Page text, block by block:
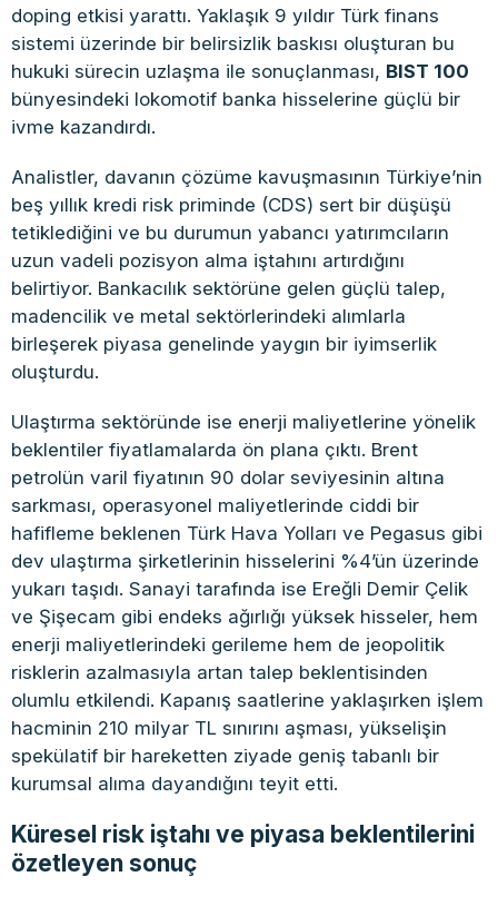
doping etkisi yarattı. Yaklaşık 9 yıldır Türk finans
sistemi üzerinde bir belirsizlik baskısı oluşturan bu
hukuki sürecin uzlaşma ile sonuçlanması, BIST 100
bünyesindeki lokomotif banka hisselerine güçlü bir
ivme kazandırdı.
Analistler, davanın çözüme kavuşmasının Türkiye’nin
beş yıllık kredi risk priminde (CDS) sert bir düşüşü
tetiklediğini ve bu durumun yabancı yatırımcıların
uzun vadeli pozisyon alma iştahını artırdığını
belirtiyor. Bankacılık sektörüne gelen güçlü talep,
madencilik ve metal sektörlerindeki alımlarla
birleşerek piyasa genelinde yaygın bir iyimserlik
oluşturdu.
Ulaştırma sektöründe ise enerji maliyetlerine yönelik
beklentiler fiyatlamalarda ön plana çıktı. Brent
petrolün varil fiyatının 90 dolar seviyesinin altına
sarkması, operasyonel maliyetlerinde ciddi bir
hafifleme beklenen Türk Hava Yolları ve Pegasus gibi
dev ulaştırma şirketlerinin hisselerini %4’ün üzerinde
yukarı taşıdı. Sanayi tarafında ise Ereğli Demir Çelik
ve Şişecam gibi endeks ağırlığı yüksek hisseler, hem
enerji maliyetlerindeki gerileme hem de jeopolitik
risklerin azalmasıyla artan talep beklentisinden
olumlu etkilendi. Kapanış saatlerine yaklaşırken işlem
hacminin 210 milyar TL sınırını aşması, yükselişin
spekülatif bir hareketten ziyade geniş tabanlı bir
kurumsal alıma dayandığını teyit etti.
Küresel risk iştahı ve piyasa beklentilerini
özetleyen sonuç